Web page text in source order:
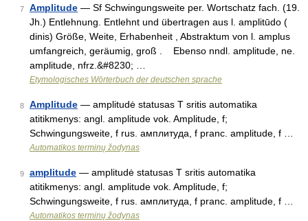
7 Amplitude — Sf Schwingungsweite per. Wortschatz fach. (19.
Jh.) Entlehnung. Entlehnt und übertragen aus l. amplitūdo (
dinis) Größe, Weite, Erhabenheit , Abstraktum von l. amplus
umfangreich, geräumig, groß . Ebenso nndl. amplitude, ne.
amplitude, nfrz.&#8230; …
Etymologisches Wörterbuch der deutschen sprache
8 Amplitude — amplitudė statusas T sritis automatika
atitikmenys: angl. amplitude vok. Amplitude, f;
Schwingungsweite, f rus. амплитуда, f pranc. amplitude, f …
Automatikos terminų žodynas
9 amplitude — amplitudė statusas T sritis automatika
atitikmenys: angl. amplitude vok. Amplitude, f;
Schwingungsweite, f rus. амплитуда, f pranc. amplitude, f …
Automatikos terminų žodynas